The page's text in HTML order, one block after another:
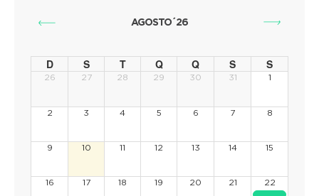
AGOSTO´26
D S T Q Q S S
26 27 28 29 30 31 1
2 3 4 5 6 7 8
9 10 11 12 13 14 15
16 17 18 19 20 21 22